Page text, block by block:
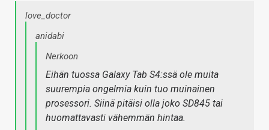
love_doctor
anidabi
Nerkoon
Eihän tuossa Galaxy Tab S4:ssä ole muita
suurempia ongelmia kuin tuo muinainen
prosessori. Siinä pitäisi olla joko SD845 tai
huomattavasti vähemmän hintaa.